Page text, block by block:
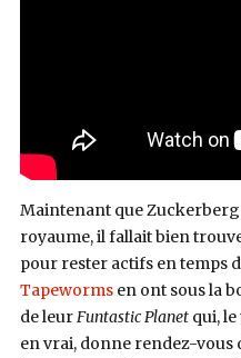
Maintenant que Zuckerberg
royaume, il fallait bien
pour rester actifs en temps
Tapewormsen ont sous la
de leurFuntastic Planetqui, le
en vrai, donne rendez-vous